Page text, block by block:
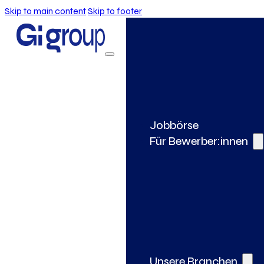
Skip to main contentSkip to footer
Jobbörse
Für Bewerber:innen